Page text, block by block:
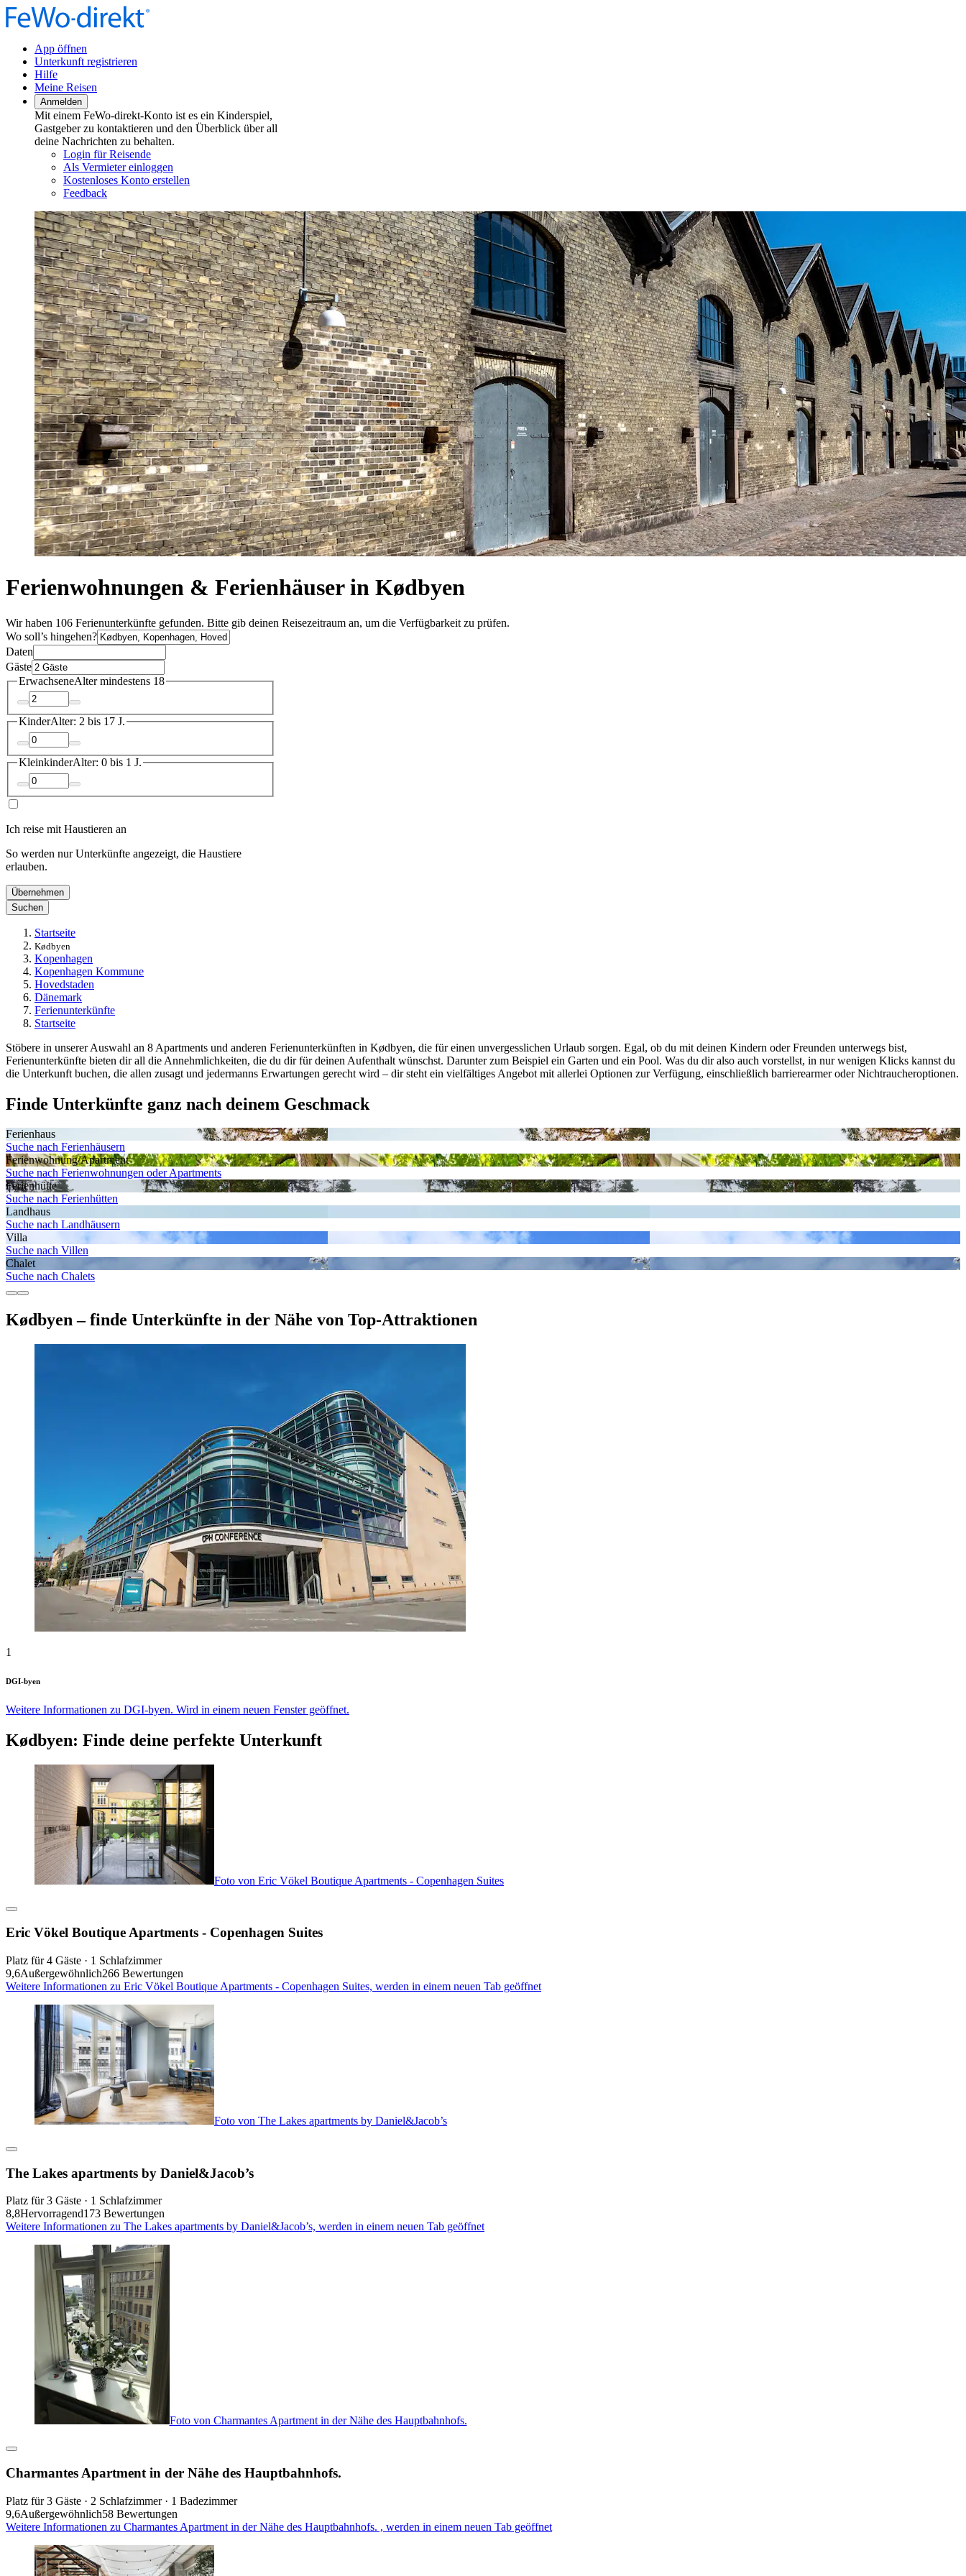
App öffnen
Unterkunft registrieren
Hilfe
Meine Reisen
Anmelden
Mit einem FeWo-direkt-Konto ist es ein Kinderspiel,
Gastgeber zu kontaktieren und den Überblick über all
deine Nachrichten zu behalten.
Login für Reisende
Als Vermieter einloggen
Kostenloses Konto erstellen
Feedback
Ferienwohnungen & Ferienhäuser in Kødbyen
Wir haben 106 Ferienunterkünfte gefunden. Bitte gib deinen Reisezeitraum an, um die Verfügbarkeit zu prüfen.
Wo soll’s hingehen?
Daten
Gäste
ErwachseneAlter mindestens 18
KinderAlter: 2 bis 17 J.
KleinkinderAlter: 0 bis 1 J.
Ich reise mit Haustieren an
So werden nur Unterkünfte angezeigt, die Haustiere
erlauben.
Übernehmen
Suchen
Startseite
Kødbyen
Kopenhagen
Kopenhagen Kommune
Hovedstaden
Dänemark
Ferienunterkünfte
Startseite
Stöbere in unserer Auswahl an 8 Apartments und anderen Ferienunterkünften in Kødbyen, die für einen unvergesslichen Urlaub sorgen. Egal, ob du mit deinen Kindern oder Freunden unterwegs bist,
Ferienunterkünfte bieten dir all die Annehmlichkeiten, die du dir für deinen Aufenthalt wünschst. Darunter zum Beispiel ein Garten und ein Pool. Was du dir also auch vorstellst, in nur wenigen Klicks kannst du
die Unterkunft buchen, die allen zusagt und jedermanns Erwartungen gerecht wird – dir steht ein vielfältiges Angebot mit allerlei Optionen zur Verfügung, einschließlich barrierearmer oder Nichtraucheroptionen.
Finde Unterkünfte ganz nach deinem Geschmack
Ferienhaus
Suche nach Ferienhäusern
Ferienwohnung/Apartment
Suche nach Ferienwohnungen oder Apartments
Ferienhütte
Suche nach Ferienhütten
Landhaus
Suche nach Landhäusern
Villa
Suche nach Villen
Chalet
Suche nach Chalets
Kødbyen – finde Unterkünfte in der Nähe von Top-Attraktionen
1
DGI-byen
Weitere Informationen zu DGI-byen. Wird in einem neuen Fenster geöffnet.
Kødbyen: Finde deine perfekte Unterkunft
Foto von Eric Vökel Boutique Apartments - Copenhagen Suites
Eric Vökel Boutique Apartments - Copenhagen Suites
Platz für 4 Gäste · 1 Schlafzimmer
9,6Außergewöhnlich266 Bewertungen
Weitere Informationen zu Eric Vökel Boutique Apartments - Copenhagen Suites, werden in einem neuen Tab geöffnet
Foto von The Lakes apartments by Daniel&Jacob’s
The Lakes apartments by Daniel&Jacob’s
Platz für 3 Gäste · 1 Schlafzimmer
8,8Hervorragend173 Bewertungen
Weitere Informationen zu The Lakes apartments by Daniel&Jacob’s, werden in einem neuen Tab geöffnet
Foto von Charmantes Apartment in der Nähe des Hauptbahnhofs.
Charmantes Apartment in der Nähe des Hauptbahnhofs.
Platz für 3 Gäste · 2 Schlafzimmer · 1 Badezimmer
9,6Außergewöhnlich58 Bewertungen
Weitere Informationen zu Charmantes Apartment in der Nähe des Hauptbahnhofs. , werden in einem neuen Tab geöffnet